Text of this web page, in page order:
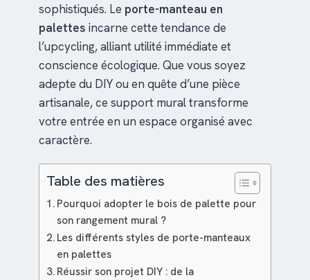
sophistiqués. Le porte-manteau en
palettes incarne cette tendance de
l’upcycling, alliant utilité immédiate et
conscience écologique. Que vous soyez
adepte du DIY ou en quête d’une pièce
artisanale, ce support mural transforme
votre entrée en un espace organisé avec
caractère.
Table des matières
Pourquoi adopter le bois de palette pour
son rangement mural ?
Les différents styles de porte-manteaux
en palettes
Réussir son projet DIY : de la